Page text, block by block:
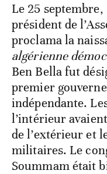
Le 25
président de
proclama la
algérienne
Ben Bella fut
premier
indépendante.
l’intérieur
de l’extérieur et
militaires. Le
Soummam était